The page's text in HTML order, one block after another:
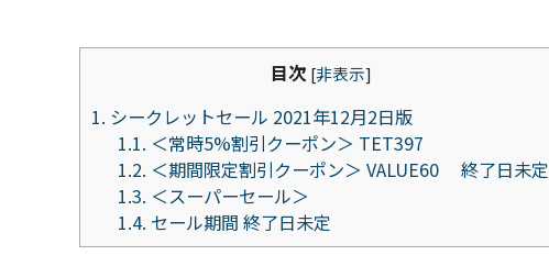
目次 [非表示]
1. シークレットセール 2021年12月2日版
1.1. ＜常時5%割引クーポン＞ TET397
1.2. ＜期間限定割引クーポン＞ VALUE60 終了日未定
1.3. ＜スーパーセール＞
1.4. セール期間 終了日未定